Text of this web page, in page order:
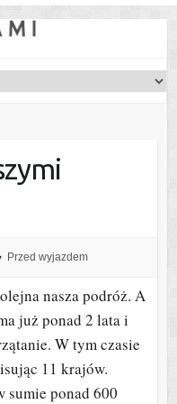
Przed wyjazdem
nasza podróż. A
już ponad 2 lata i
W tym czasie
11 krajów.
sumie ponad 600